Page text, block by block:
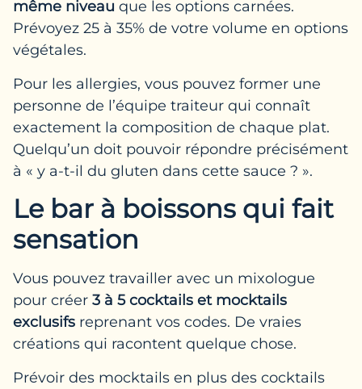
même niveau que les options carnées.
Prévoyez 25 à 35% de votre volume en options
végétales.
Pour les allergies, vous pouvez former une
personne de l’équipe traiteur qui connaît
exactement la composition de chaque plat.
Quelqu’un doit pouvoir répondre précisément
à « y a-t-il du gluten dans cette sauce ? ».
Le bar à boissons qui fait
sensation
Vous pouvez travailler avec un mixologue
pour créer 3 à 5 cocktails et mocktails
exclusifs reprenant vos codes. De vraies
créations qui racontent quelque chose.
Prévoir des mocktails en plus des cocktails